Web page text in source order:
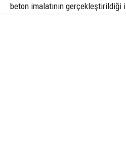
beton imalatının gerçekleştirildiği